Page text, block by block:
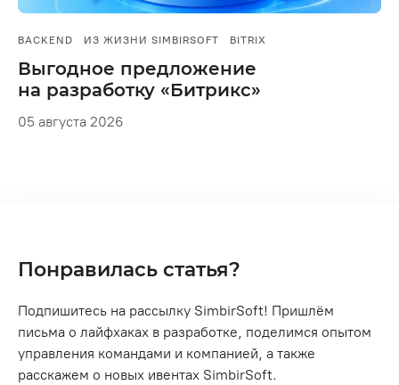
BACKEND ИЗ ЖИЗНИ SIMBIRSOFT BITRIX
Выгодное предложение
на разработку «Битрикс»
05 августа 2026
Понравилась статья?
Подпишитесь на рассылку SimbirSoft! Пришлём
письма о лайфхаках в разработке, поделимся опытом
управления командами и компанией, а также
расскажем о новых ивентах SimbirSoft.